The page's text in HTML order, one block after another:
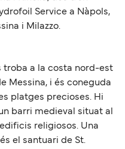
Service a Nàpols,
i Milazzo.
troba a la costa nord-est
Messina, i és coneguda
platges precioses. Hi
barri medieval situat al
religiosos. Una
el santuari de St.